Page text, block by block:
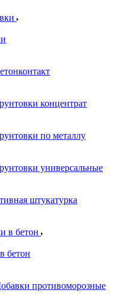
концентрат
по металлу
универсальные
штукатурка
в бетон
бетон
противоморозные